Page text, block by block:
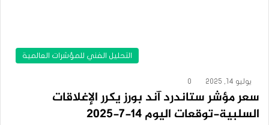
التحليل الفني للمؤشرات العالمية
يوليو 14, 2025 0
سعر مؤشر ستاندرد آند بورز يكرر الإغلاقات
السلبية-توقعات اليوم 14-7-2025